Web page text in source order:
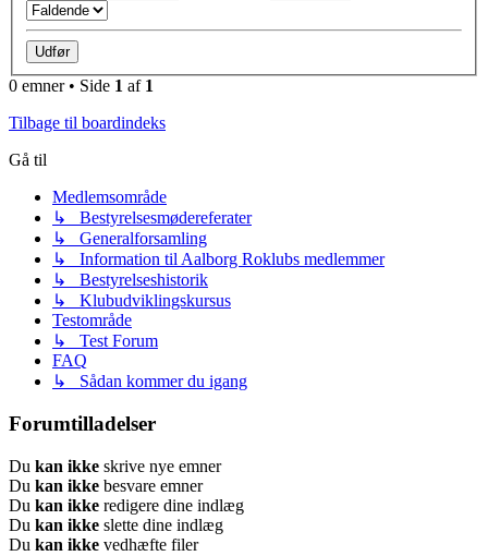
0 emner • Side 1 af 1
Tilbage til boardindeks
Gå til
Medlemsområde
↳ Bestyrelsesmødereferater
↳ Generalforsamling
↳ Information til Aalborg Roklubs medlemmer
↳ Bestyrelseshistorik
↳ Klubudviklingskursus
Testområde
↳ Test Forum
FAQ
↳ Sådan kommer du igang
Forumtilladelser
Du kan ikke skrive nye emner
Du kan ikke besvare emner
Du kan ikke redigere dine indlæg
Du kan ikke slette dine indlæg
Du kan ikke vedhæfte filer